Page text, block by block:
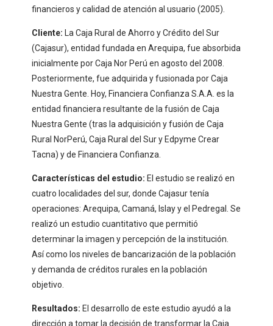
financieros y calidad de atención al usuario (2005).
Cliente: La Caja Rural de Ahorro y Crédito del Sur
(Cajasur), entidad fundada en Arequipa, fue absorbida
inicialmente por Caja Nor Perú en agosto del 2008.
Posteriormente, fue adquirida y fusionada por Caja
Nuestra Gente. Hoy, Financiera Confianza S.A.A. es la
entidad financiera resultante de la fusión de Caja
Nuestra Gente (tras la adquisición y fusión de Caja
Rural NorPerú, Caja Rural del Sur y Edpyme Crear
Tacna) y de Financiera Confianza.
Características del estudio: El estudio se realizó en
cuatro localidades del sur, donde Cajasur tenía
operaciones: Arequipa, Camaná, Islay y el Pedregal. Se
realizó un estudio cuantitativo que permitió
determinar la imagen y percepción de la institución.
Así como los niveles de bancarización de la población
y demanda de créditos rurales en la población
objetivo.
Resultados: El desarrollo de este estudio ayudó a la
dirección a tomar la decisión de transformar la Caja